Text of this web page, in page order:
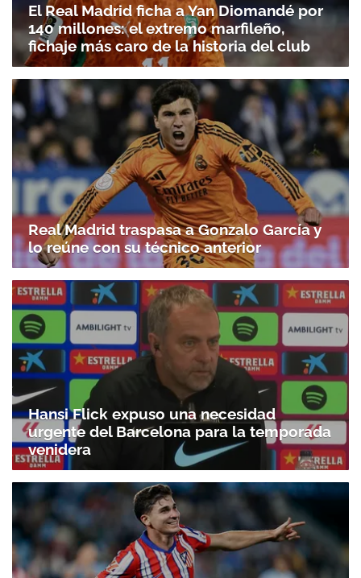
El Real Madrid ficha a Yan Diomandé por
140 millones: el extremo marfileño,
fichaje más caro de la historia del club
Real Madrid traspasa a Gonzalo García y
lo reúne con su técnico anterior
Hansi Flick expuso una necesidad
urgente del Barcelona para la temporada
venidera